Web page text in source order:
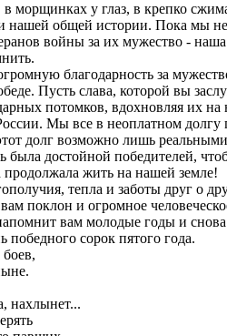
морщинках у глаз, в крепко
нашей общей истории. Пока мы
войны за их мужество - наша
благодарность за
Пусть слава, которой вы
потомков, вдохновляя их
Мы все в неоплатном долгу
долг возможно лишь
достойной победителей,
продолжала жить на нашей земле!
тепла и заботы друг о
поклон и огромное
вам молодые годы и снова
сорок пятого года.
нахлынет...